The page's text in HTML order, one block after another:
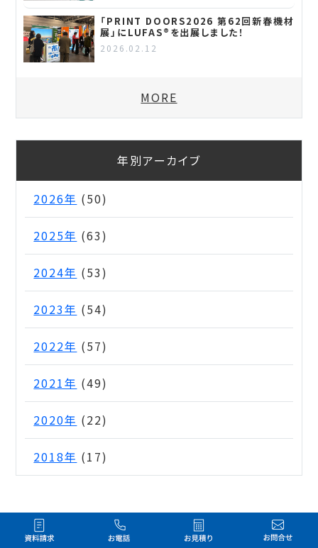
「PRINT DOORS2026 第62回新春機材
展」にLUFAS®を出展しました！
2026.02.12
MORE
年別アーカイブ
2026年 (50)
2025年 (63)
2024年 (53)
2023年 (54)
2022年 (57)
2021年 (49)
2020年 (22)
2018年 (17)